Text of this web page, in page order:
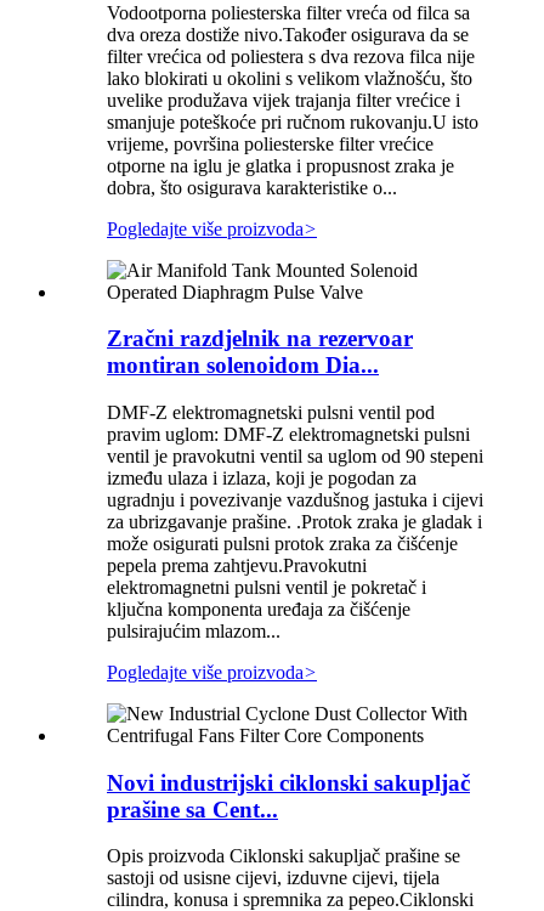
Vodootporna poliesterska filter vreća od filca sa
dva oreza dostiže nivo.Također osigurava da se
filter vrećica od poliestera s dva rezova filca nije
lako blokirati u okolini s velikom vlažnošću, što
uvelike produžava vijek trajanja filter vrećice i
smanjuje poteškoće pri ručnom rukovanju.U isto
vrijeme, površina poliesterske filter vrećice
otporne na iglu je glatka i propusnost zraka je
dobra, što osigurava karakteristike o...
Pogledajte više proizvoda>
Zračni razdjelnik na rezervoar
montiran solenoidom Dia...
DMF-Z elektromagnetski pulsni ventil pod
pravim uglom: DMF-Z elektromagnetski pulsni
ventil je pravokutni ventil sa uglom od 90 stepeni
između ulaza i izlaza, koji je pogodan za
ugradnju i povezivanje vazdušnog jastuka i cijevi
za ubrizgavanje prašine. .Protok zraka je gladak i
može osigurati pulsni protok zraka za čišćenje
pepela prema zahtjevu.Pravokutni
elektromagnetni pulsni ventil je pokretač i
ključna komponenta uređaja za čišćenje
pulsirajućim mlazom...
Pogledajte više proizvoda>
Novi industrijski ciklonski sakupljač
prašine sa Cent...
Opis proizvoda Ciklonski sakupljač prašine se
sastoji od usisne cijevi, izduvne cijevi, tijela
cilindra, konusa i spremnika za pepeo.Ciklonski